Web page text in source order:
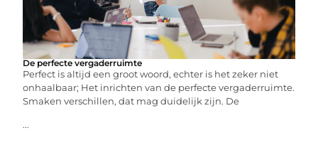
De perfecte vergaderruimte
Perfect is altijd een groot woord, echter is het zeker niet
onhaalbaar; Het inrichten van de perfecte vergaderruimte.
Smaken verschillen, dat mag duidelijk zijn. De
...